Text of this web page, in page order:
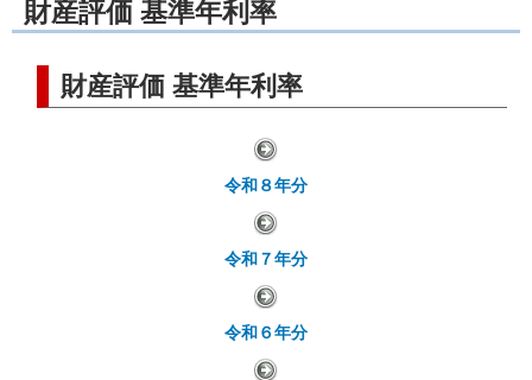
財産評価 基準年利率
財産評価 基準年利率
令和８年分
令和７年分
令和６年分